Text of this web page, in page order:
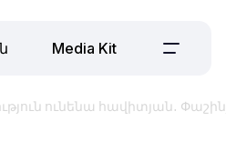
Media Kit
ունենա հավիտյան․